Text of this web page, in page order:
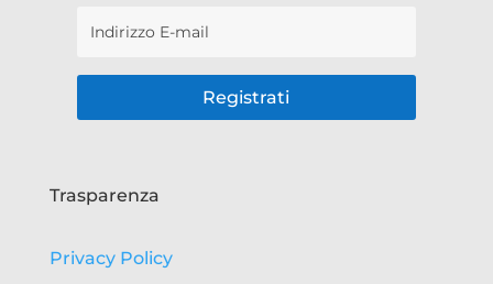
Registrati
Trasparenza
Privacy Policy